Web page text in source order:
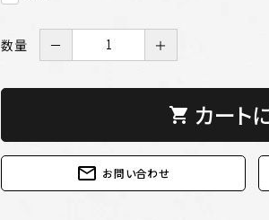
数量 － ＋
shopping_cart カート
mail_outline お問い合わせ